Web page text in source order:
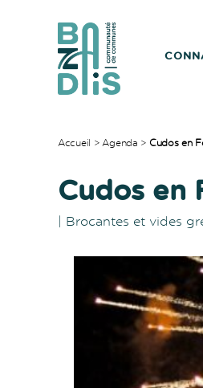
Bazadais
Accueil >Agenda > Cudos en
Cudos en
| Brocantes et vides